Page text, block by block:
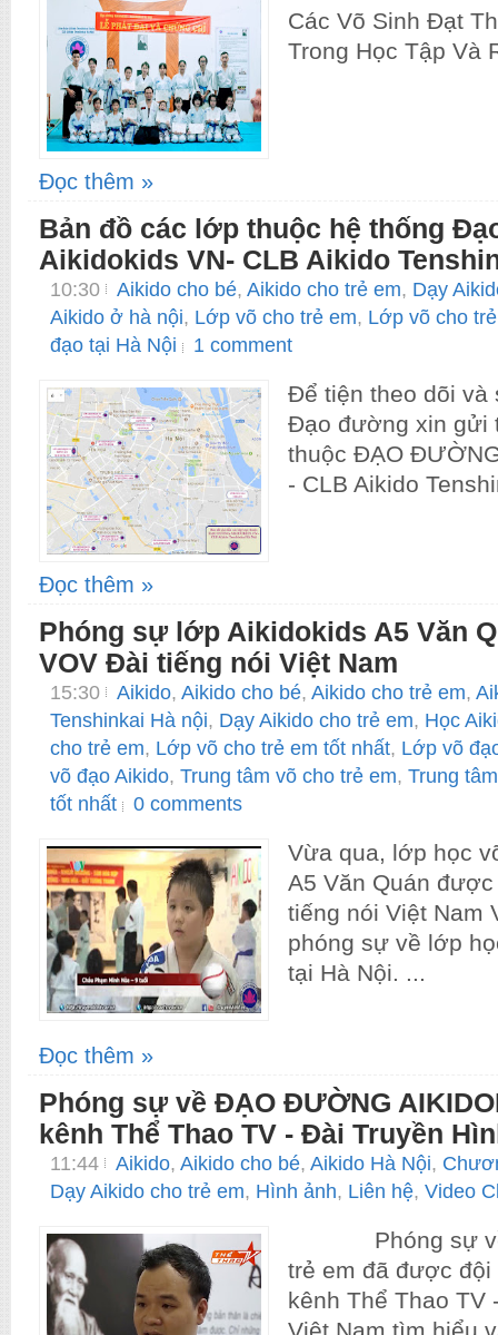
Các Võ Sinh Đạt
Trong Học Tập Và
Đọc thêm »
Bản đồ các lớp thuộc hệ thống
Aikidokids VN- CLB Aikido
10:30 Aikido cho bé, Aikido cho trẻ em, Dạy
Aikido ở hà nội, Lớp võ cho trẻ em, Lớp võ cho
đạo tại Hà Nội
1 comment
Để tiện theo dõi và
Đạo đường xin gửi
thuộc ĐẠO
- CLB Aikido
Đọc thêm »
Phóng sự lớp Aikidokids A5 Văn
VOV Đài tiếng nói Việt Nam
15:30 Aikido, Aikido cho bé, Aikido cho trẻ em,
Tenshinkai Hà nội, Dạy Aikido cho trẻ em, Học
cho trẻ em, Lớp võ cho trẻ em tốt nhất, Lớp võ
võ đạo Aikido, Trung tâm võ cho trẻ em, Trung
tốt nhất
0 comments
Vừa qua, lớp học
A5 Văn Quán
tiếng nói Việt Nam
phóng sự về lớp
tại Hà Nội. ...
Đọc thêm »
Phóng sự về ĐẠO ĐƯỜNG
kênh Thể Thao TV - Đài Truyền
11:44 Aikido, Aikido cho bé, Aikido Hà Nội,
Dạy Aikido cho trẻ em, Hình ảnh, Liên hệ, Video
Phóng sự về
trẻ em đã được đội
kênh Thể Thao TV